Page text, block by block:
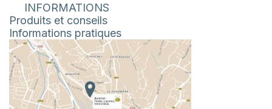
INFORMATIONS
Produits et conseils
Informations pratiques